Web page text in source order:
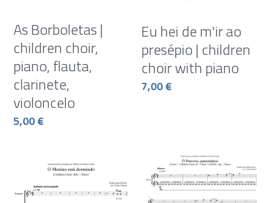
As Borboletas |
children choir,
piano, flauta,
clarinete,
violoncelo
5,00 €
Eu hei de m'ir ao
presépio | children
choir with piano
7,00 €